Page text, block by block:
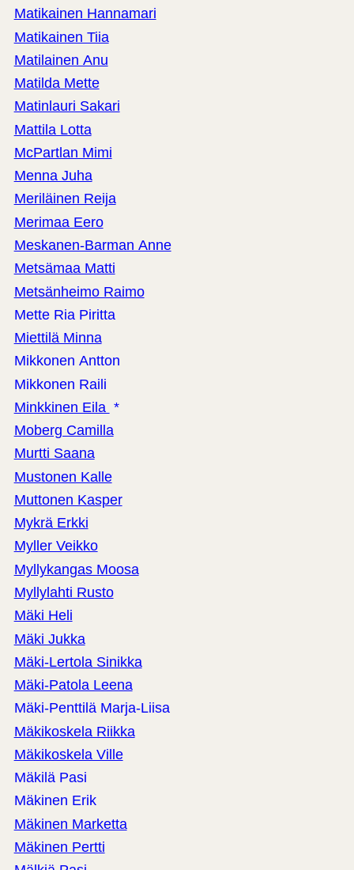
Matikainen Hannamari
Matikainen Tiia
Matilainen Anu
Matilda Mette
Matinlauri Sakari
Mattila Lotta
McPartlan Mimi
Menna Juha
Meriläinen Reija
Merimaa Eero
Meskanen-Barman Anne
Metsämaa Matti
Metsänheimo Raimo
Mette Ria Piritta
Miettilä Minna
Mikkonen Antton
Mikkonen Raili
Minkkinen Eila *
Moberg Camilla
Murtti Saana
Mustonen Kalle
Muttonen Kasper
Mykrä Erkki
Myller Veikko
Myllykangas Moosa
Myllylahti Rusto
Mäki Heli
Mäki Jukka
Mäki-Lertola Sinikka
Mäki-Patola Leena
Mäki-Penttilä Marja-Liisa
Mäkikoskela Riikka
Mäkikoskela Ville
Mäkilä Pasi
Mäkinen Erik
Mäkinen Marketta
Mäkinen Pertti